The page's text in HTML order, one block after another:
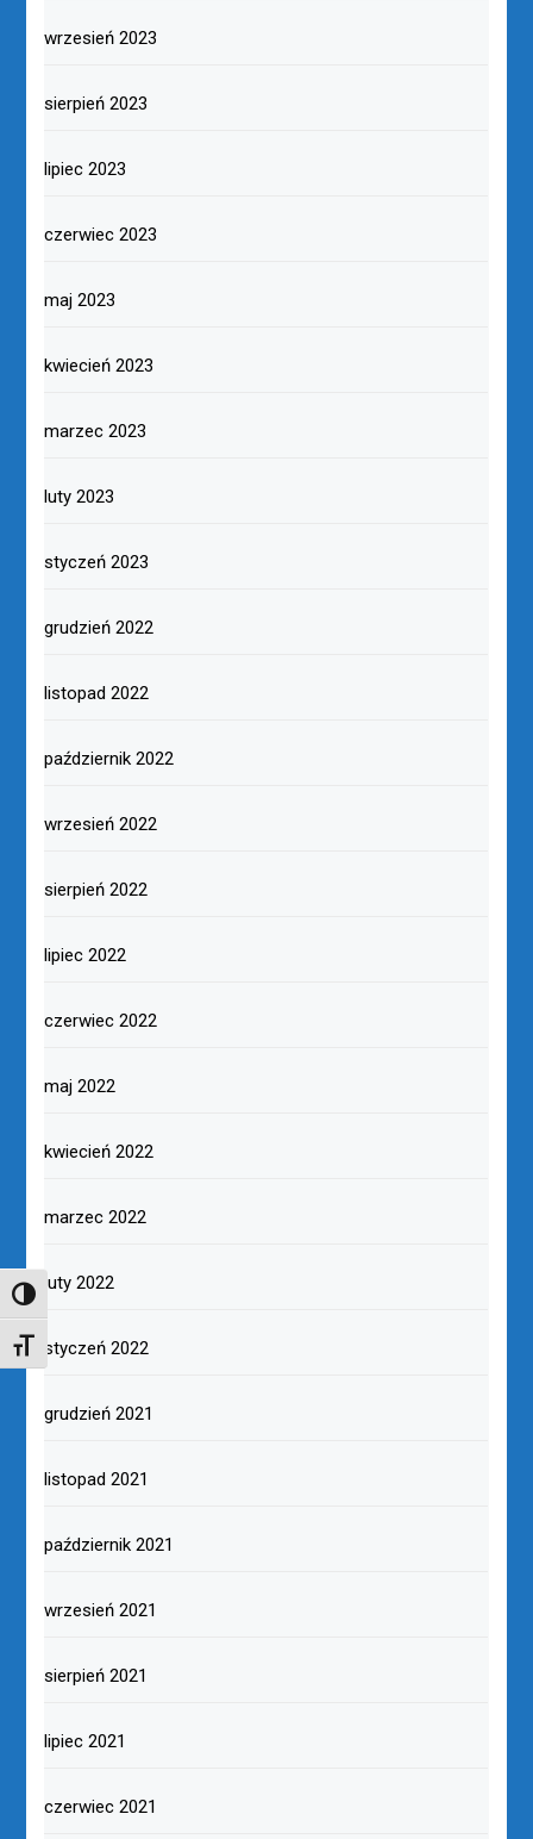
TOGGLE HIGH CONTRAST
TOGGLE FONT SIZE
wrzesień 2023
sierpień 2023
lipiec 2023
czerwiec 2023
maj 2023
kwiecień 2023
marzec 2023
luty 2023
styczeń 2023
grudzień 2022
listopad 2022
październik 2022
wrzesień 2022
sierpień 2022
lipiec 2022
czerwiec 2022
maj 2022
kwiecień 2022
marzec 2022
luty 2022
styczeń 2022
grudzień 2021
listopad 2021
październik 2021
wrzesień 2021
sierpień 2021
lipiec 2021
czerwiec 2021